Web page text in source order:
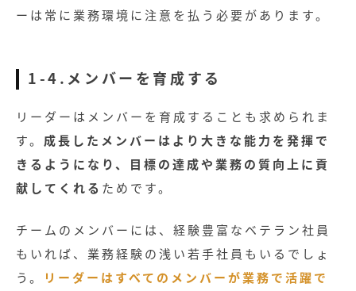
ーは常に業務環境に注意を払う必要があります。
1-4.メンバーを育成する
リーダーはメンバーを育成することも求められま
す。 成長したメンバーはより大きな能力を発揮で
きるようになり、目標の達成や業務の質向上に貢
献してくれる ためです。
チームのメンバーには、経験豊富なベテラン社員
もいれば、業務経験の浅い若手社員もいるでしょ
う。
リーダーはすべてのメンバーが業務で活躍で